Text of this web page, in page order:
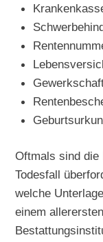
Oftmals sind die
Todesfall
welche
einem